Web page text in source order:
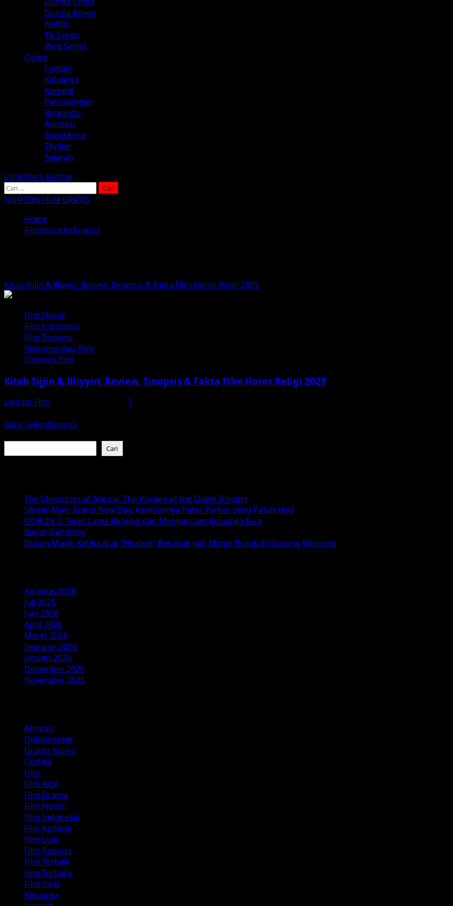
Drama Korea
Netflix
TV Series
Web Series
Genre
Fantasi
Keluarga
Komedi
Petualangan
Romantis
Animasi
Superhero
Thriller
Sejarah
Light/Dark Button
Cari
untuk:
NONTON FILM GRATIS
Home
FilmHororIndonesia
Kitab Sijjin & Illiyyin: Review, Sinopsis & Fakta Film Horor Religi 2025
Film Horor
Film Indonesia
Film Terbaru
Rekomendasi Film
Sinopsis Film
Kitab Sijjin & Illiyyin: Review, Sinopsis & Fakta Film Horor Religi 2025
Update Film
1
Baca Selengkapnya
Kitab
Review,
Sinopsis
&
Fakta
Film
Cari
The Chronicles of Narnia: The Voyage of the Dawn Treader
Spider-Man: Brand New Day, Kembalinya Peter Parker yang Patah Hati
GOBLIN 2: Teror Lama Bangkit dan Mengancam Keluarga Sara
Badut Gendong
Dusun Mayit: Ketika Niat “Healing” Berubah Jadi Mimpi Buruk di Gunung Welirang
Agustus 2026
Juli 2026
Juni 2026
April 2026
Maret 2026
Februari 2026
Januari 2026
Desember 2025
November 2025
Animasi
Dokumenter
Drama Korea
Fantasi
Film
Film Aksi
Film Drama
Film Horor
Film Indonesia
Film Komedi
Film Luar
Film Populer
Film Terbaik
Film Terbaru
Film Viral
Keluarga